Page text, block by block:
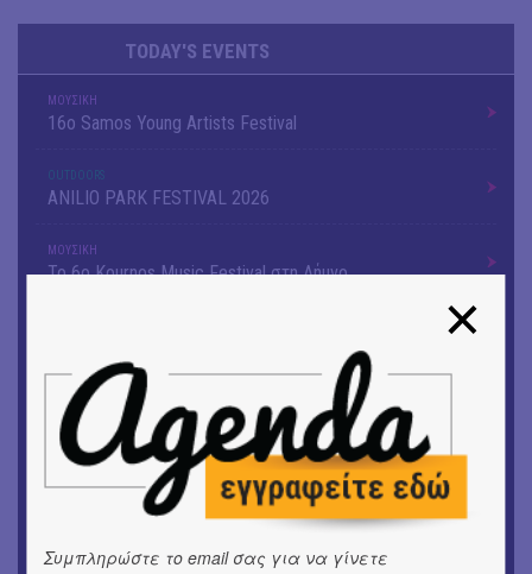
TODAY'S EVENTS
ΜΟΥΣΙΚΗ
16o Samos Young Artists Festival
OUTDΟORS
ANILIO PARK FESTIVAL 2026
ΜΟΥΣΙΚΗ
Το 6ο Kournos Music Festival στη Λήμνο
«ΑΗ ΛΑΟΣ» | Ένα σκηνικό ρέκβιεμ για την ήττα ενός
λαού
ΕΙΚΑΣΤΙΚΑ
Ομαδική έκθεση | Προσωρινά για Πάντα
Αργύρης Ραλλιάς | Λιτανεία
Συμπληρώστε το email σας για να γίνετε